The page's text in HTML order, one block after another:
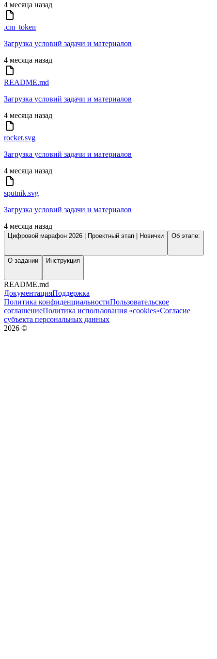
4 месяца назад
.cm_token
Загрузка условий задачи и материалов
4 месяца назад
README.md
Загрузка условий задачи и материалов
4 месяца назад
rocket.svg
Загрузка условий задачи и материалов
4 месяца назад
sputnik.svg
Загрузка условий задачи и материалов
4 месяца назад
Цифровой марафон 2026 | Проектный этап | Новички Об этапе:
О задании Инструкция
README.md
ДокументацияПоддержка
Политика конфиденциальностиПользовательское
соглашениеПолитика использования «cookies»Согласие
субъекта персональных данных
2026 ©